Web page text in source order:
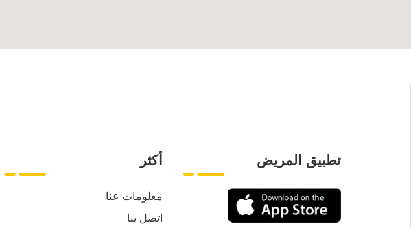
أكثر
معلومات عنا
اتصل بنا
تطبيق المريض